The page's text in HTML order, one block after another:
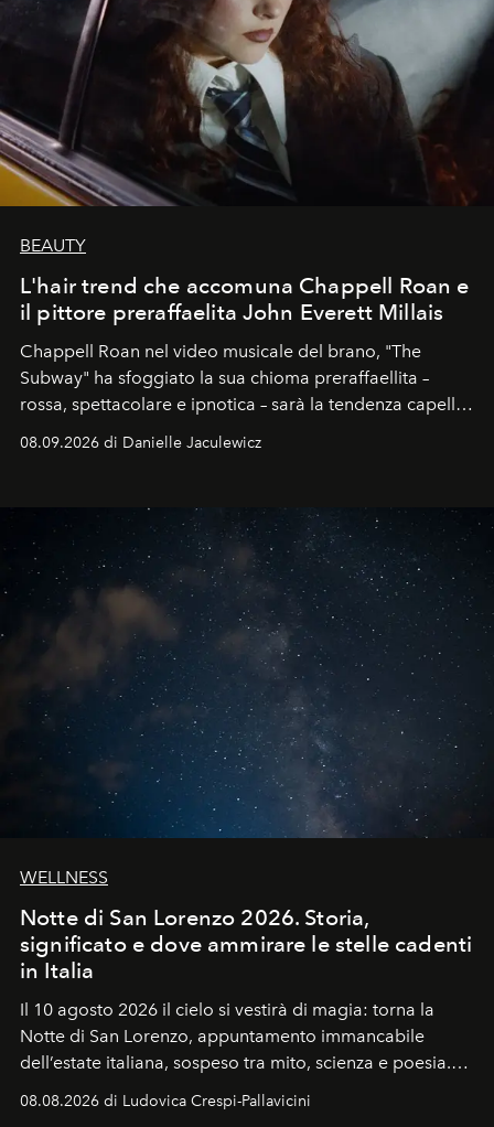
BEAUTY
L'hair trend che accomuna Chappell Roan e
il pittore preraffaelita John Everett Millais
Chappell Roan nel video musicale del brano, "The
Subway" ha sfoggiato la sua chioma preraffaellita –
rossa, spettacolare e ipnotica – sarà la tendenza capelli
dell'autunno?
08.09.2026 di Danielle Jaculewicz
WELLNESS
Notte di San Lorenzo 2026. Storia,
significato e dove ammirare le stelle cadenti
in Italia
Il 10 agosto 2026 il cielo si vestirà di magia: torna la
Notte di San Lorenzo, appuntamento immancabile
dell’estate italiana, sospeso tra mito, scienza e poesia.
Sarà il momento in cui gli occhi si alzano verso la volta
celeste per seguire il passaggio delle
08.08.2026 di Ludovica Crespi-Pallavicini